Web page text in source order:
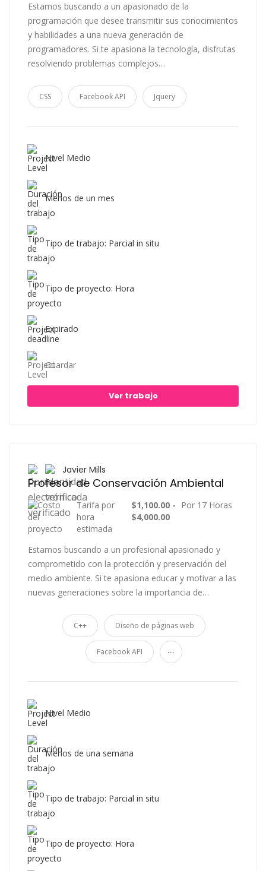
Estamos buscando a un apasionado de la
programación que desee transmitir sus conocimientos
y habilidades a una nueva generación de
programadores. Si te apasiona la tecnología, disfrutas
resolviendo problemas complejos…
CSS Facebook API Jquery
Nivel Medio
Menos de un mes
Tipo de trabajo: Parcial in situ
Tipo de proyecto: Hora
Expirado
Guardar
Ver trabajo
Javier Mills
Profesor de Conservación Ambiental
Tarifa por
hora
estimada
$1,100.00 -
$4,000.00
Por 17 Horas
Estamos buscando a un profesional apasionado y
comprometido con la protección y preservación del
medio ambiente. Si te apasiona educar y motivar a las
nuevas generaciones sobre la importancia de…
C++ Diseño de páginas web
Facebook API ...
Nivel Medio
Menos de una semana
Tipo de trabajo: Parcial in situ
Tipo de proyecto: Hora